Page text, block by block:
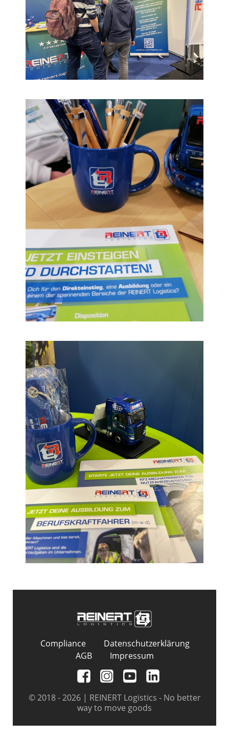
Compliance
Datenschutzerklärung
AGB
Impressum
© 2018 - 2026 | REINERT Logistics - No better
way to move goods